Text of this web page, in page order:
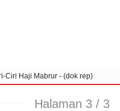
Ciri Haji Mabrur - (dok rep)
Halaman 3 / 3